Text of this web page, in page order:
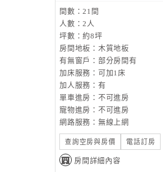
間數：21間
人數：2人
坪數：約8坪
房間地板：木質地板
有無窗戶：部分房間有
加床服務：可加1床
加人服務：有
單車進房：不可進房
寵物進房：不可進房
網路服務：無線上網
查詢空房與房價 電話訂房
房間詳細內容